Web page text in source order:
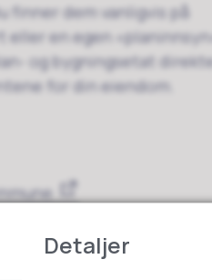
finner dem vanligvis på
en egen
og bygningsetat
for din eiendom.
Detaljer